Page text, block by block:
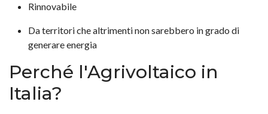
Rinnovabile
Da territori che altrimenti non sarebbero in grado di
generare energia
Perché l'Agrivoltaico in
Italia?